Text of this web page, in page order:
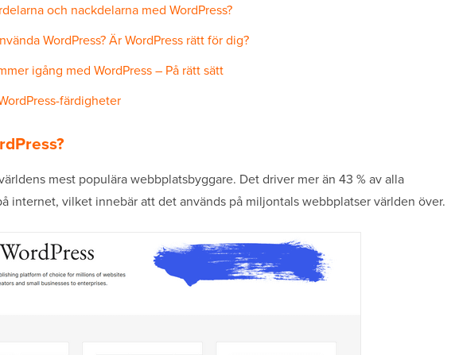
och nackdelarna med WordPress?
WordPress? Är WordPress rätt för dig?
igång med WordPress – På rätt sätt
färdigheter
mest populära webbplatsbyggare. Det driver mer än 43 % av alla
internet, vilket innebär att det används på miljontals webbplatser världen över.